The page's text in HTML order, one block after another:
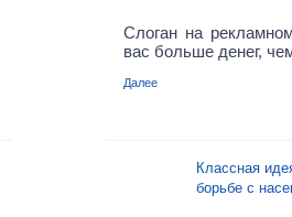
Слоган на
вас больше денег,
Далее
Классная
борьбе с